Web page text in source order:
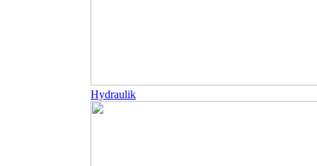
Hydraulik